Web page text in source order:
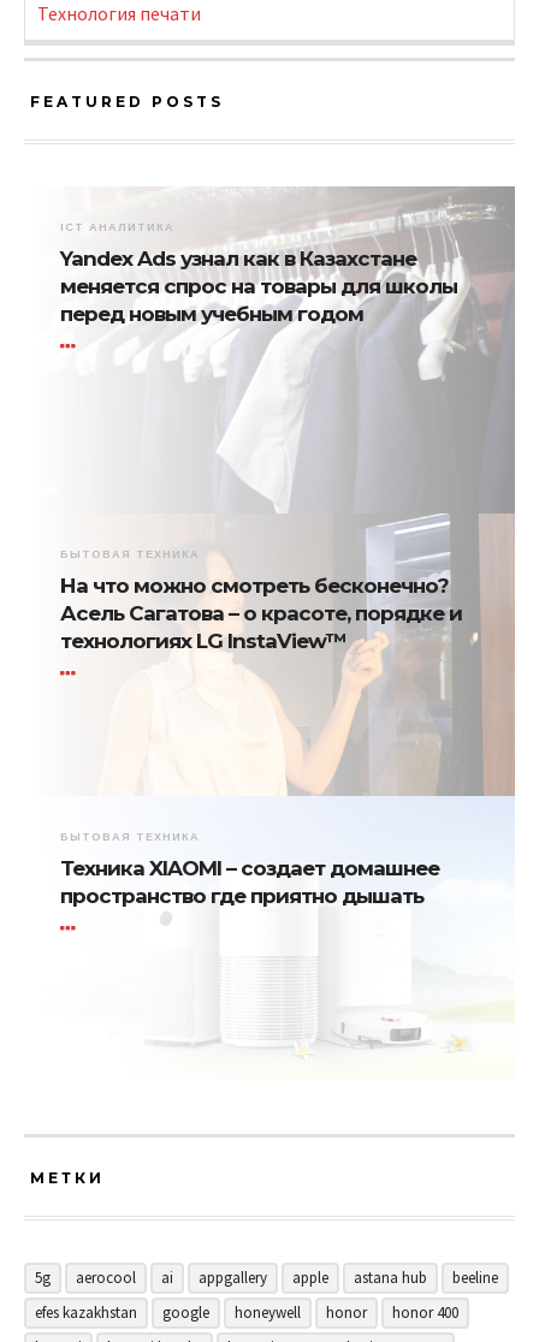
Технология печати
FEATURED POSTS
ICT АНАЛИТИКА
Yandex Ads узнал как в Казахстане
меняется спрос на товары для школы
перед новым учебным годом
БЫТОВАЯ ТЕХНИКА
На что можно смотреть бесконечно?
Асель Сагатова – о красоте, порядке и
технологиях LG InstaView™
БЫТОВАЯ ТЕХНИКА
Техника XIAOMI – создает домашнее
пространство где приятно дышать
МЕТКИ
5g aerocool ai appgallery apple astana hub
beeline
efes kazakhstan
google honeywell honor
honor 400